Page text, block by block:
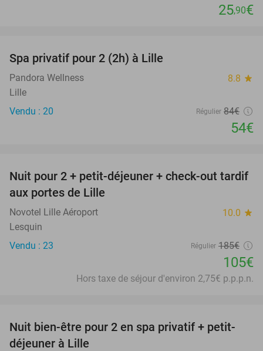
25,90€
Spa privatif pour 2 (2h) à Lille
Pandora Wellness 8.8 star
Lille
Vendu : 20
Régulier 84€
54€
43%
Nuit pour 2 + petit-déjeuner + check-out tardif
aux portes de Lille
Novotel Lille Aéroport 10.0 star
Lesquin
Vendu : 23
Régulier 185€
105€
Hors taxe de séjour d'environ 2,75€ p.p.p.n.
22%
Nuit bien-être pour 2 en spa privatif + petit-
déjeuner à Lille